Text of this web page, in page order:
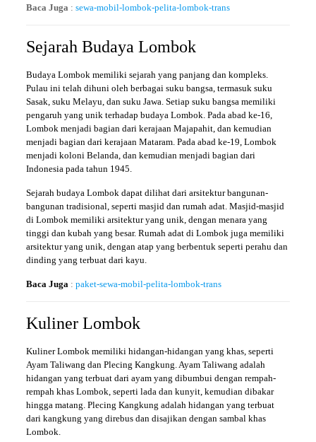
Baca Juga : sewa-mobil-lombok-pelita-lombok-trans
Sejarah Budaya Lombok
Budaya Lombok memiliki sejarah yang panjang dan kompleks.
Pulau ini telah dihuni oleh berbagai suku bangsa, termasuk suku
Sasak, suku Melayu, dan suku Jawa. Setiap suku bangsa memiliki
pengaruh yang unik terhadap budaya Lombok. Pada abad ke-16,
Lombok menjadi bagian dari kerajaan Majapahit, dan kemudian
menjadi bagian dari kerajaan Mataram. Pada abad ke-19, Lombok
menjadi koloni Belanda, dan kemudian menjadi bagian dari
Indonesia pada tahun 1945.
Sejarah budaya Lombok dapat dilihat dari arsitektur bangunan-
bangunan tradisional, seperti masjid dan rumah adat. Masjid-masjid
di Lombok memiliki arsitektur yang unik, dengan menara yang
tinggi dan kubah yang besar. Rumah adat di Lombok juga memiliki
arsitektur yang unik, dengan atap yang berbentuk seperti perahu dan
dinding yang terbuat dari kayu.
Baca Juga : paket-sewa-mobil-pelita-lombok-trans
Kuliner Lombok
Kuliner Lombok memiliki hidangan-hidangan yang khas, seperti
Ayam Taliwang dan Plecing Kangkung. Ayam Taliwang adalah
hidangan yang terbuat dari ayam yang dibumbui dengan rempah-
rempah khas Lombok, seperti lada dan kunyit, kemudian dibakar
hingga matang. Plecing Kangkung adalah hidangan yang terbuat
dari kangkung yang direbus dan disajikan dengan sambal khas
Lombok.